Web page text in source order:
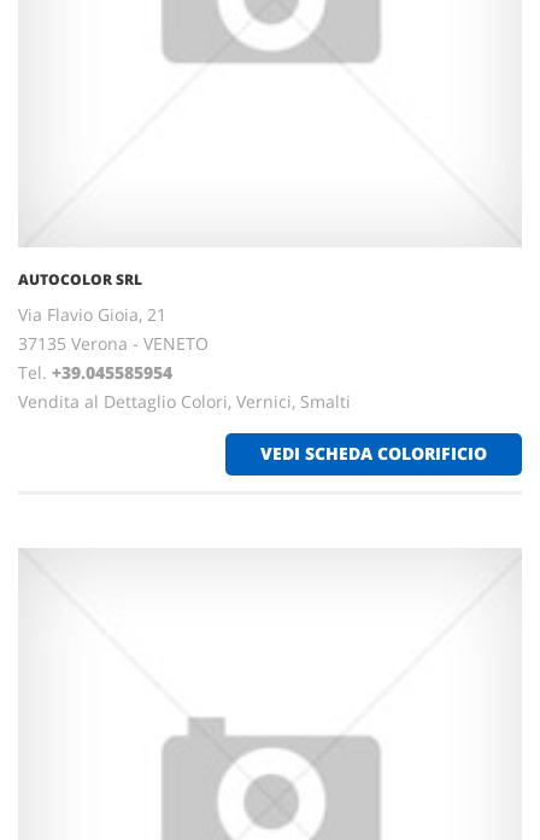
AUTOCOLOR SRL
Via Flavio Gioia, 21
37135 Verona - VENETO
Tel. +39.045585954
Vendita al Dettaglio Colori, Vernici, Smalti
VEDI SCHEDA COLORIFICIO